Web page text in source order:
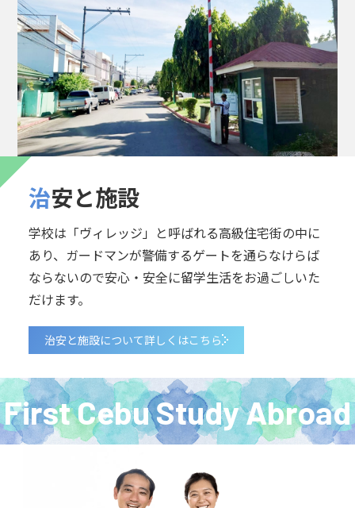
治安と施設
学校は「ヴィレッジ」と呼ばれる高級住宅街の中に
あり、ガードマンが警備するゲートを通らなけらば
ならないので安心・安全に留学生活をお過ごしいた
だけます。
治安と施設について詳しくはこちら
First Cebu Study Abroad